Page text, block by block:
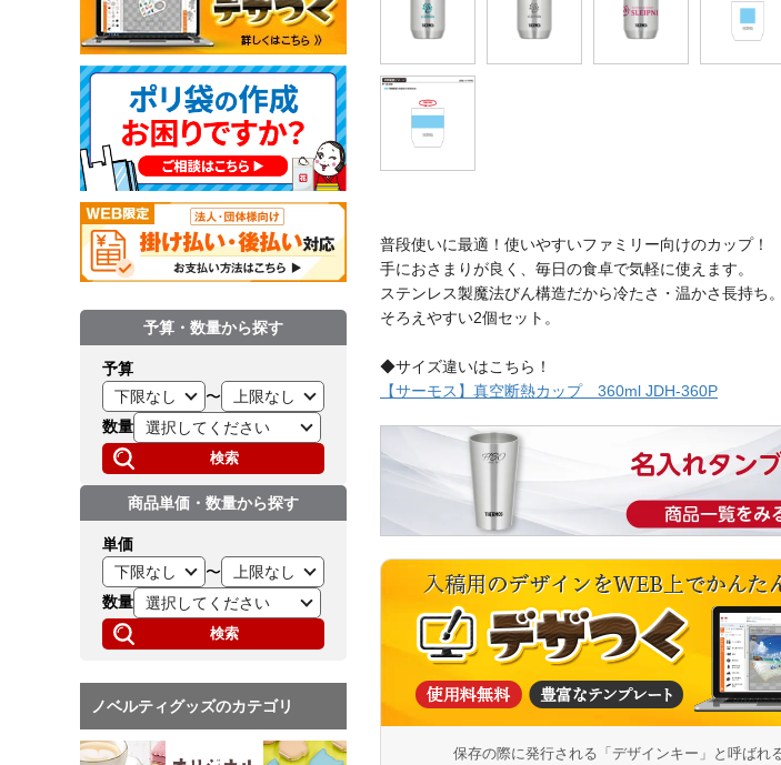
普段使いに最適！使いやすいファミリー向けのカップ！
手におさまりが良く、毎日の食卓で気軽に使えます。
ステンレス製魔法びん構造だから冷たさ・温かさ長持ち。
そろえやすい2個セット。
◆サイズ違いはこちら！
【サーモス】真空断熱カップ 360ml JDH-360P
保存の際に発行される「デザインキー」と呼ばれ
予算・数量から探す
予算
〜
数量
検索
商品単価・数量から探す
単価
〜
数量
検索
ノベルティグッズのカテゴリ